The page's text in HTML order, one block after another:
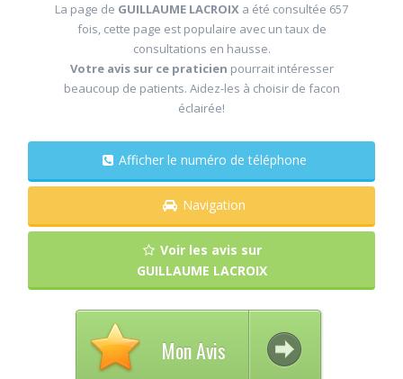
La page de GUILLAUME LACROIX a été consultée 657
fois, cette page est populaire avec un taux de
consultations en hausse.
Votre avis sur ce praticien pourrait intéresser
beaucoup de patients. Aidez-les à choisir de facon
éclairée!
Afficher le numéro de téléphone
Navigation
Voir les avis sur
GUILLAUME LACROIX
Mon Avis